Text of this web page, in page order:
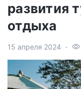
развития
отдыха
15 апреля 2024